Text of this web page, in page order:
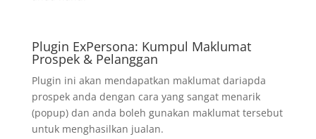
Plugin ExPersona: Kumpul Maklumat
Prospek & Pelanggan
Plugin ini akan mendapatkan maklumat dariapda
prospek anda dengan cara yang sangat menarik
(popup) dan anda boleh gunakan maklumat tersebut
untuk menghasilkan jualan.